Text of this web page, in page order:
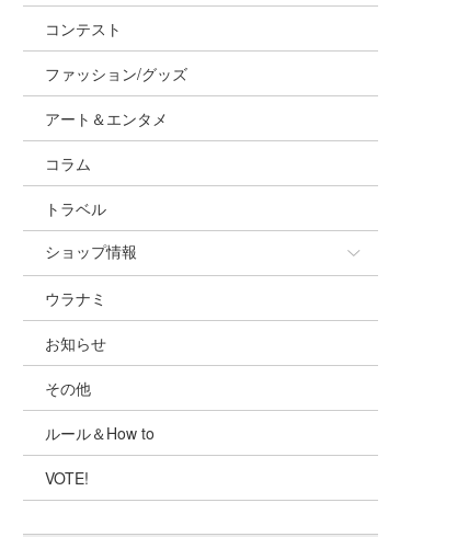
コンテスト
ファッション/グッズ
アート＆エンタメ
コラム
トラベル
ショップ情報
ショップ情報
湘南
千葉北
伊豆
千葉南
ウラナミ
お知らせ
その他
ルール＆How to
VOTE!